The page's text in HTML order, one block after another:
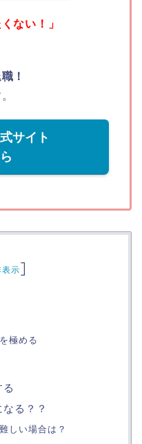
ない！」
！
サイト
表示]
極める
る？？
しい場合は？